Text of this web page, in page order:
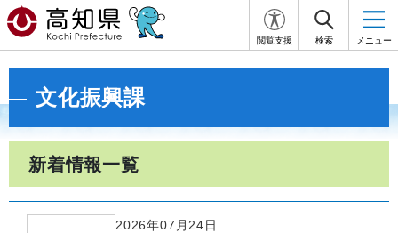
閲覧支援 検索 メニュー
文化振興課
新着情報一覧
2026年07月24日